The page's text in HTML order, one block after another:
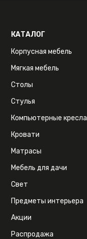
КАТАЛОГ
Корпусная мебель
Мягкая мебель
Столы
Стулья
Компьютерные кресла
Кровати
Матрасы
Мебель для дачи
Свет
Предметы интерьера
Акции
Распродажа